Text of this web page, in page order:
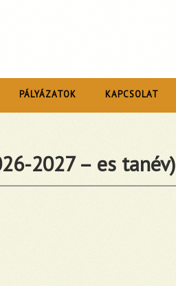
PÁLYÁZATOK KAPCSOLAT
2027 – es tanév)